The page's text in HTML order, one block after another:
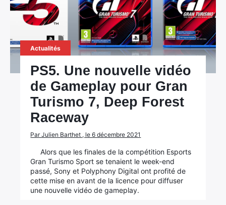
Actualités
PS5. Une nouvelle vidéo
de Gameplay pour Gran
Turismo 7, Deep Forest
Raceway
Par Julien Barthet , le 6 décembre 2021
Alors que les finales de la compétition Esports
Gran Turismo Sport se tenaient le week-end
passé, Sony et Polyphony Digital ont profité de
cette mise en avant de la licence pour diffuser
une nouvelle vidéo de gameplay.